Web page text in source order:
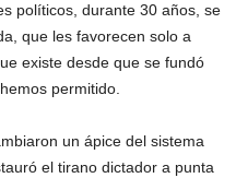
políticos, durante 30 años, se
que les favorecen solo a
existe desde que se fundó
permitido.
un ápice del sistema
el tirano dictador a punta